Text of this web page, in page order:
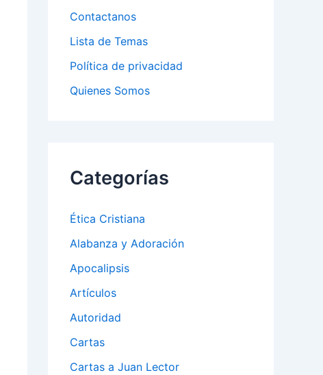
Contactanos
Lista de Temas
Política de privacidad
Quienes Somos
Categorías
Ética Cristiana
Alabanza y Adoración
Apocalipsis
Artículos
Autoridad
Cartas
Cartas a Juan Lector